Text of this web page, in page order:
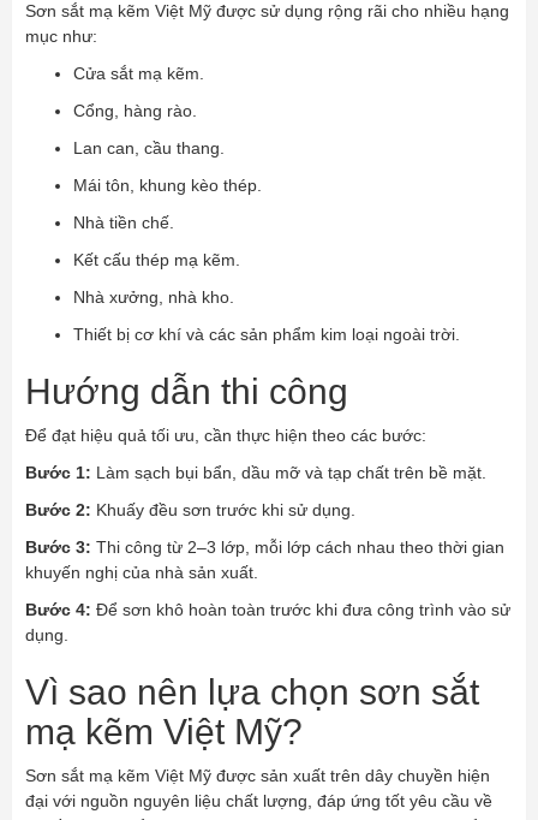
Sơn sắt mạ kẽm Việt Mỹ được sử dụng rộng rãi cho nhiều hạng
mục như:
Cửa sắt mạ kẽm.
Cổng, hàng rào.
Lan can, cầu thang.
Mái tôn, khung kèo thép.
Nhà tiền chế.
Kết cấu thép mạ kẽm.
Nhà xưởng, nhà kho.
Thiết bị cơ khí và các sản phẩm kim loại ngoài trời.
Hướng dẫn thi công
Để đạt hiệu quả tối ưu, cần thực hiện theo các bước:
Bước 1: Làm sạch bụi bẩn, dầu mỡ và tạp chất trên bề mặt.
Bước 2: Khuấy đều sơn trước khi sử dụng.
Bước 3: Thi công từ 2–3 lớp, mỗi lớp cách nhau theo thời gian
khuyến nghị của nhà sản xuất.
Bước 4: Để sơn khô hoàn toàn trước khi đưa công trình vào sử
dụng.
Vì sao nên lựa chọn sơn sắt
mạ kẽm Việt Mỹ?
Sơn sắt mạ kẽm Việt Mỹ được sản xuất trên dây chuyền hiện
đại với nguồn nguyên liệu chất lượng, đáp ứng tốt yêu cầu về